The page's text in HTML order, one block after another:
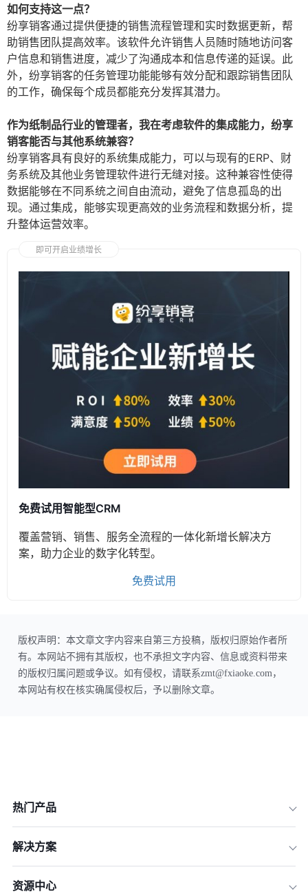
如何支持这一点？
纷享销客通过提供便捷的销售流程管理和实时数据更新，帮
助销售团队提高效率。该软件允许销售人员随时随地访问客
户信息和销售进度，减少了沟通成本和信息传递的延误。此
外，纷享销客的任务管理功能能够有效分配和跟踪销售团队
的工作，确保每个成员都能充分发挥其潜力。
作为纸制品行业的管理者，我在考虑软件的集成能力，纷享
销客能否与其他系统兼容？
纷享销客具有良好的系统集成能力，可以与现有的ERP、财
务系统及其他业务管理软件进行无缝对接。这种兼容性使得
数据能够在不同系统之间自由流动，避免了信息孤岛的出
现。通过集成，能够实现更高效的业务流程和数据分析，提
升整体运营效率。
即可开启业绩增长
免费试用智能型CRM
覆盖营销、销售、服务全流程的一体化新增长解决方
案，助力企业的数字化转型。
免费试用
版权声明：本文章文字内容来自第三方投稿，版权归原始作者所
有。本网站不拥有其版权，也不承担文字内容、信息或资料带来
的版权归属问题或争议。如有侵权，请联系zmt@fxiaoke.com，
本网站有权在核实确属侵权后，予以删除文章。
热门产品
解决方案
资源中心